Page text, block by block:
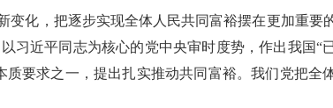
化，把逐步实现全体人民共同富裕摆在更加重要
习近平同志为核心的党中央审时度势，作出我国“
要求之一，提出扎实推动共同富裕。我们党把全